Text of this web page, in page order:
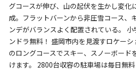
グコースが伸び、山の起伏を生かし変化
成。フラットバーンから非圧雪コース、
ンデがバランスよく配置されている。
ンドラ無料！ 盛岡市内を見渡すロケー
のロングコースでスキー、スノーボード
けます。 2800台収容の駐車場は毎日無料